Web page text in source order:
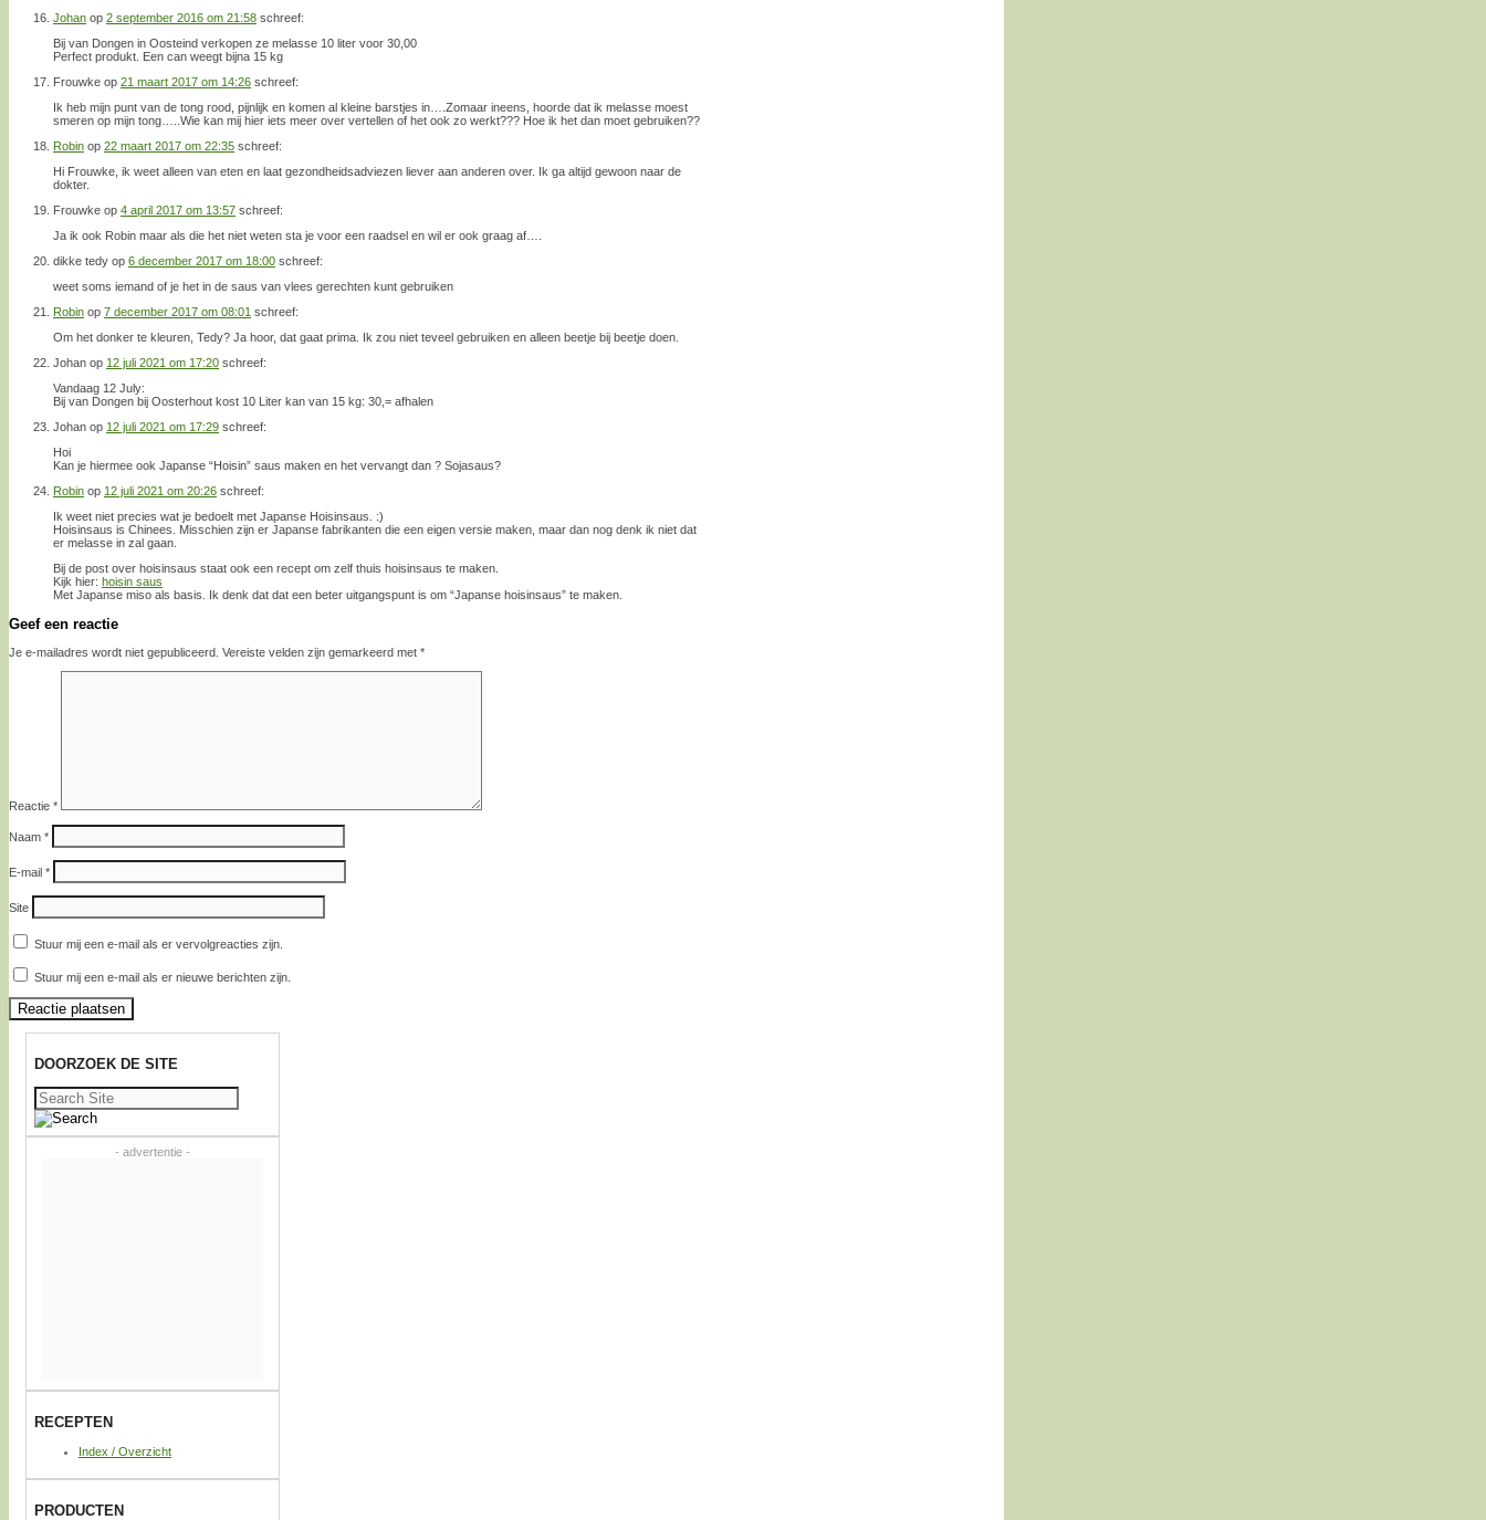
Johan op 2 september 2016 om 21:58 schreef:
Bij van Dongen in Oosteind verkopen ze melasse 10 liter voor 30,00
Perfect produkt. Een can weegt bijna 15 kg
Frouwke op 21 maart 2017 om 14:26 schreef:
Ik heb mijn punt van de tong rood, pijnlijk en komen al kleine barstjes in….Zomaar ineens, hoorde dat ik melasse moest
smeren op mijn tong…..Wie kan mij hier iets meer over vertellen of het ook zo werkt??? Hoe ik het dan moet gebruiken??
Robin op 22 maart 2017 om 22:35 schreef:
Hi Frouwke, ik weet alleen van eten en laat gezondheidsadviezen liever aan anderen over. Ik ga altijd gewoon naar de
dokter.
Frouwke op 4 april 2017 om 13:57 schreef:
Ja ik ook Robin maar als die het niet weten sta je voor een raadsel en wil er ook graag af….
dikke tedy op 6 december 2017 om 18:00 schreef:
weet soms iemand of je het in de saus van vlees gerechten kunt gebruiken
Robin op 7 december 2017 om 08:01 schreef:
Om het donker te kleuren, Tedy? Ja hoor, dat gaat prima. Ik zou niet teveel gebruiken en alleen beetje bij beetje doen.
Johan op 12 juli 2021 om 17:20 schreef:
Vandaag 12 July:
Bij van Dongen bij Oosterhout kost 10 Liter kan van 15 kg: 30,= afhalen
Johan op 12 juli 2021 om 17:29 schreef:
Hoi
Kan je hiermee ook Japanse “Hoisin” saus maken en het vervangt dan ? Sojasaus?
Robin op 12 juli 2021 om 20:26 schreef:
Ik weet niet precies wat je bedoelt met Japanse Hoisinsaus. :)
Hoisinsaus is Chinees. Misschien zijn er Japanse fabrikanten die een eigen versie maken, maar dan nog denk ik niet dat
er melasse in zal gaan.
Bij de post over hoisinsaus staat ook een recept om zelf thuis hoisinsaus te maken.
Kijk hier: hoisin saus
Met Japanse miso als basis. Ik denk dat dat een beter uitgangspunt is om “Japanse hoisinsaus” te maken.
Geef een reactie
Je e-mailadres wordt niet gepubliceerd. Vereiste velden zijn gemarkeerd met *
Reactie *
Naam *
E-mail *
Site
Stuur mij een e-mail als er vervolgreacties zijn.
Stuur mij een e-mail als er nieuwe berichten zijn.
DOORZOEK DE SITE
Zoeken
naar:
- advertentie -
RECEPTEN
Index / Overzicht
PRODUCTEN